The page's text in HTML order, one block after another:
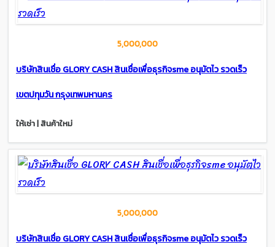
5,000,000
บริษัทสินเชื่อ GLORY CASH สินเชื่อเพื่อธุรกิจsme อนุมัตไว รวดเร็ว
เขตปทุมวัน กรุงเทพมหานคร
ให้เช่า | สินค้าใหม่
5,000,000
บริษัทสินเชื่อ GLORY CASH สินเชื่อเพื่อธุรกิจsme อนุมัตไว รวดเร็ว